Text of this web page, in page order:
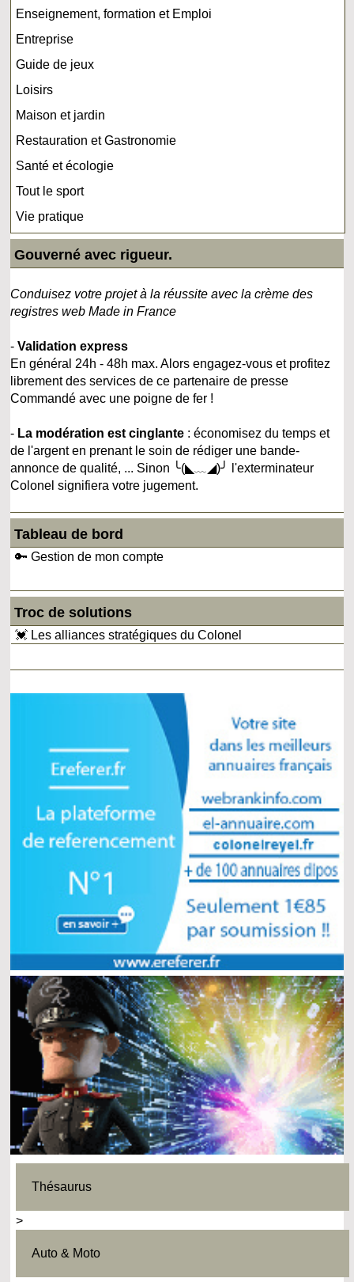
Enseignement, formation et Emploi
Entreprise
Guide de jeux
Loisirs
Maison et jardin
Restauration et Gastronomie
Santé et écologie
Tout le sport
Vie pratique
Gouverné avec rigueur.
Conduisez votre projet à la réussite avec la crème des
registres web Made in France
-Validation express
En général 24h - 48h max. Alors engagez-vous et profitez
librement des services de ce partenaire de presse
Commandé avec une poigne de fer !
- La modération est cinglante : économisez du temps et
de l'argent en prenant le soin de rédiger une bande-
annonce de qualité, ... Sinon ╰(◣﹏◢)╯ l'exterminateur
Colonel signifiera votre jugement.
Tableau de bord
🔑 Gestion de mon compte
Troc de solutions
💓 Les alliances stratégiques du Colonel
Thésaurus
>
Auto & Moto